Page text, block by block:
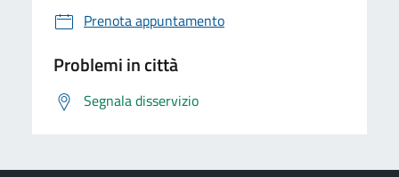
Prenota appuntamento
Problemi in città
Segnala disservizio